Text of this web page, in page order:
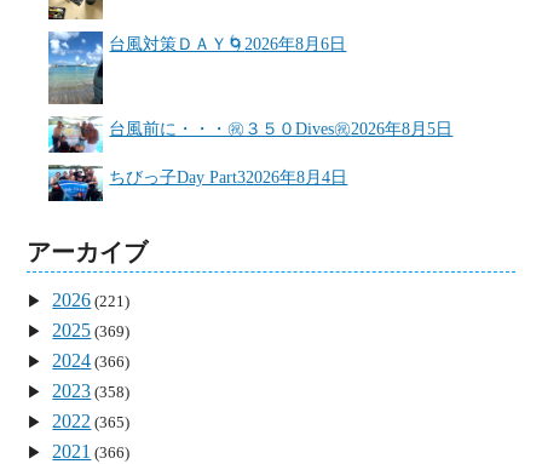
台風対策ＤＡＹ🌀2026年8月6日
台風前に・・・㊗３５０Dives㊗2026年8月5日
ちびっ子Day Part32026年8月4日
アーカイブ
2026 (221)
2025 (369)
2024 (366)
2023 (358)
2022 (365)
2021 (366)